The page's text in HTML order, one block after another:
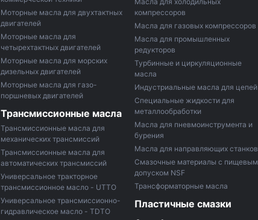
Моторные масла для двухтактных
двигателей
Моторные масла для
четырехтактных двигателей
Моторные масла для морских
дизельных двигателей
Моторные масла для газо-
поршневых двигателей
Трансмиссионные масла
Трансмиссионные масла для
механических трансмиссий
Трансмиссионные масла для
автоматических трансмиссий
Универсальное тракторное
трансмиссионное масло - UTTO
Универсальное трансмиссионно-
гидравлическое масло - TDTO
компрессоров
Масла для газовых компрессоров
Масла для промышленных
редукторов
Турбинные и циркуляционные
масла
Индустриальные масла для цепей
Специальные жидкости для
металлообработки
Масла для пневмоинструмента и
бурения
Масла для направляющих станков
Смазочные материалы с пищевым
допуском NSF
Трансформаторные масла
Пластичные смазки